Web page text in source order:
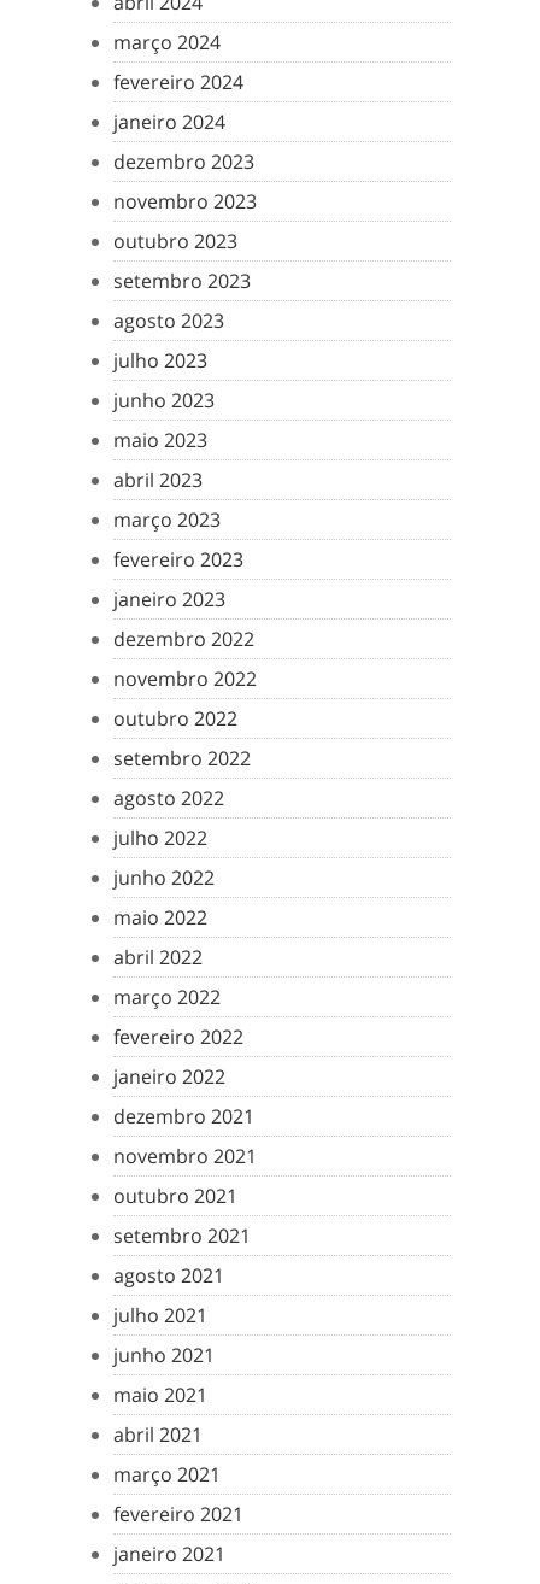
março 2024
fevereiro 2024
janeiro 2024
dezembro 2023
novembro 2023
outubro 2023
setembro 2023
agosto 2023
julho 2023
junho 2023
maio 2023
abril 2023
março 2023
fevereiro 2023
janeiro 2023
dezembro 2022
novembro 2022
outubro 2022
setembro 2022
agosto 2022
julho 2022
junho 2022
maio 2022
abril 2022
março 2022
fevereiro 2022
janeiro 2022
dezembro 2021
novembro 2021
outubro 2021
setembro 2021
agosto 2021
julho 2021
junho 2021
maio 2021
abril 2021
março 2021
fevereiro 2021
janeiro 2021